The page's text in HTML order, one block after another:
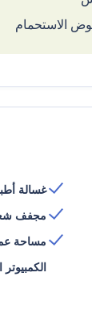
الاستحمام
غسالة
مجفف
مساحة